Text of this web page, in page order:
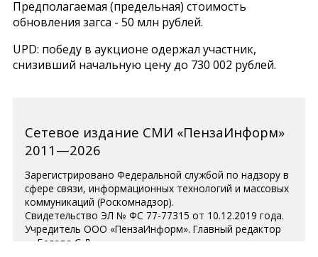
Предполагаемая (предельная) стоимость
обновления загса - 50 млн рублей.
UPD: победу в аукционе одержал участник,
снизивший начальную цену до 730 002 рублей.
Сетевое издание СМИ «ПензаИнформ»
2011—2026
Зарегистрировано Федеральной службой по надзору в
сфере связи, информационных технологий и массовых
коммуникаций (Роскомнадзор).
Свидетельство ЭЛ № ФС 77-77315 от 10.12.2019 года.
Учредитель ООО «ПензаИнформ». Главный редактор
— Белова С.Д.